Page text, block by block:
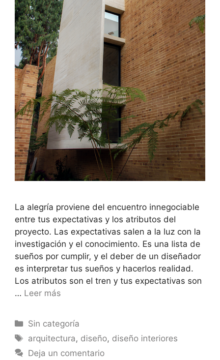
La alegría proviene del encuentro innegociable
entre tus expectativas y los atributos del
proyecto. Las expectativas salen a la luz con la
investigación y el conocimiento. Es una lista de
sueños por cumplir, y el deber de un diseñador
es interpretar tus sueños y hacerlos realidad.
Los atributos son el tren y tus expectativas son
… Leer más
Sin categoría
arquitectura, diseño, diseño interiores
Deja un comentario